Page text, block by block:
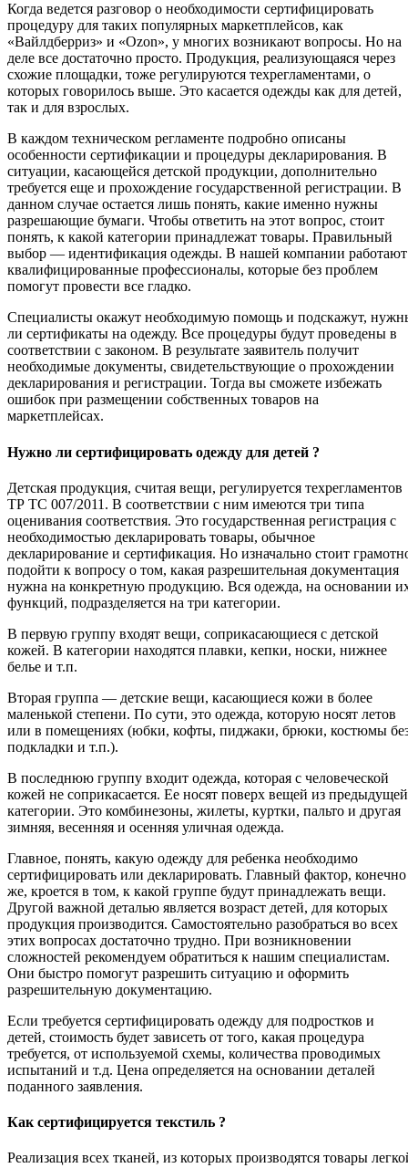
Когда ведется разговор о необходимости сертифицировать
процедуру для таких популярных маркетплейсов, как
«Вайлдберриз» и «Ozon», у многих возникают вопросы. Но на
деле все достаточно просто. Продукция, реализующаяся через
схожие площадки, тоже регулируются техрегламентами, о
которых говорилось выше. Это касается одежды как для детей,
так и для взрослых.
В каждом техническом регламенте подробно описаны
особенности сертификации и процедуры декларирования. В
ситуации, касающейся детской продукции, дополнительно
требуется еще и прохождение государственной регистрации. В
данном случае остается лишь понять, какие именно нужны
разрешающие бумаги. Чтобы ответить на этот вопрос, стоит
понять, к какой категории принадлежат товары. Правильный
выбор — идентификация одежды. В нашей компании работают
квалифицированные профессионалы, которые без проблем
помогут провести все гладко.
Специалисты окажут необходимую помощь и подскажут,
ли сертификаты на одежду. Все процедуры будут проведены в
соответствии с законом. В результате заявитель получит
необходимые документы, свидетельствующие о прохождении
декларирования и регистрации. Тогда вы сможете избежать
ошибок при размещении собственных товаров на
маркетплейсах.
Нужно ли сертифицировать одежду для детей ?
Детская продукция, считая вещи, регулируется техрегламентов
ТР ТС 007/2011. В соответствии с ним имеются три типа
оценивания соответствия. Это государственная регистрация с
необходимостью декларировать товары, обычное
декларирование и сертификация. Но изначально стоит
подойти к вопросу о том, какая разрешительная документация
нужна на конкретную продукцию. Вся одежда, на основании
функций, подразделяется на три категории.
В первую группу входят вещи, соприкасающиеся с детской
кожей. В категории находятся плавки, кепки, носки, нижнее
белье и т.п.
Вторая группа — детские вещи, касающиеся кожи в более
маленькой степени. По сути, это одежда, которую носят летов
или в помещениях (юбки, кофты, пиджаки, брюки, костюмы
подкладки и т.п.).
В последнюю группу входит одежда, которая с человеческой
кожей не соприкасается. Ее носят поверх вещей из предыдущей
категории. Это комбинезоны, жилеты, куртки, пальто и другая
зимняя, весенняя и осенняя уличная одежда.
Главное, понять, какую одежду для ребенка необходимо
сертифицировать или декларировать. Главный фактор, конечно
же, кроется в том, к какой группе будут принадлежать вещи.
Другой важной деталью является возраст детей, для которых
продукция производится. Самостоятельно разобраться во всех
этих вопросах достаточно трудно. При возникновении
сложностей рекомендуем обратиться к нашим специалистам.
Они быстро помогут разрешить ситуацию и оформить
разрешительную документацию.
Если требуется сертифицировать одежду для подростков и
детей, стоимость будет зависеть от того, какая процедура
требуется, от используемой схемы, количества проводимых
испытаний и т.д. Цена определяется на основании деталей
поданного заявления.
Как сертифицируется текстиль ?
Реализация всех тканей, из которых производятся товары